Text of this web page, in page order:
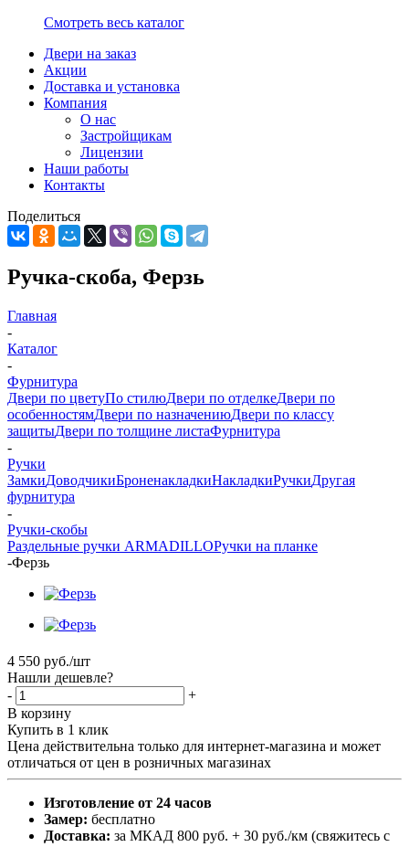
Смотреть весь каталог
Двери на заказ
Акции
Доставка и установка
Компания
О нас
Застройщикам
Лицензии
Наши работы
Контакты
Поделиться
Ручка-скоба, Ферзь
Главная
-
Каталог
-
Фурнитура
Двери по цветуПо стилюДвери по отделкеДвери по
особенностямДвери по назначениюДвери по классу
защитыДвери по толщине листаФурнитура
-
Ручки
ЗамкиДоводчикиБроненакладкиНакладкиРучкиДругая
фурнитура
-
Ручки-скобы
Раздельные ручки ARMADILLOРучки на планке
-Ферзь
4 550 руб./шт
Нашли дешевле?
-
+
В корзину
Купить в 1 клик
Цена действительна только для интернет-магазина и может
отличаться от цен в розничных магазинах
Изготовление от 24 часов
Замер: бесплатно
Доставка: за МКАД 800 руб. + 30 руб./км (свяжитесь с